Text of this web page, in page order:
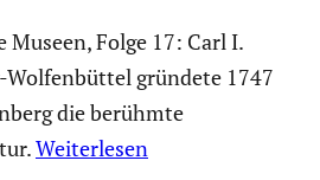
Museen, Folge 17: Carl I.
Wolfenbüttel gründete 1747
die berühmte
Weiterlesen